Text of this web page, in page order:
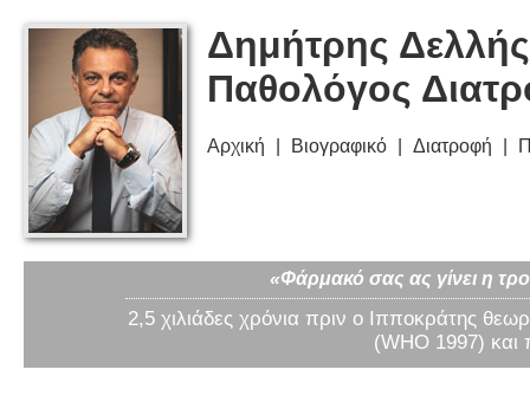
Δημήτρης
Παθολόγος
Αρχική Βιογραφικό Διατροφή
«Φάρμακό σας ας γίνει η
2,5 χιλιάδες χρόνια πριν ο Ιπποκράτης
(WHO 1997) και